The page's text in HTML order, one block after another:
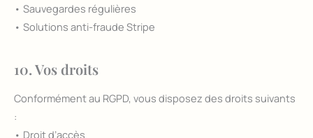
• Sauvegardes régulières
• Solutions anti-fraude Stripe
10. Vos droits
Conformément au RGPD, vous disposez des droits suivants
:
• Droit d’accès